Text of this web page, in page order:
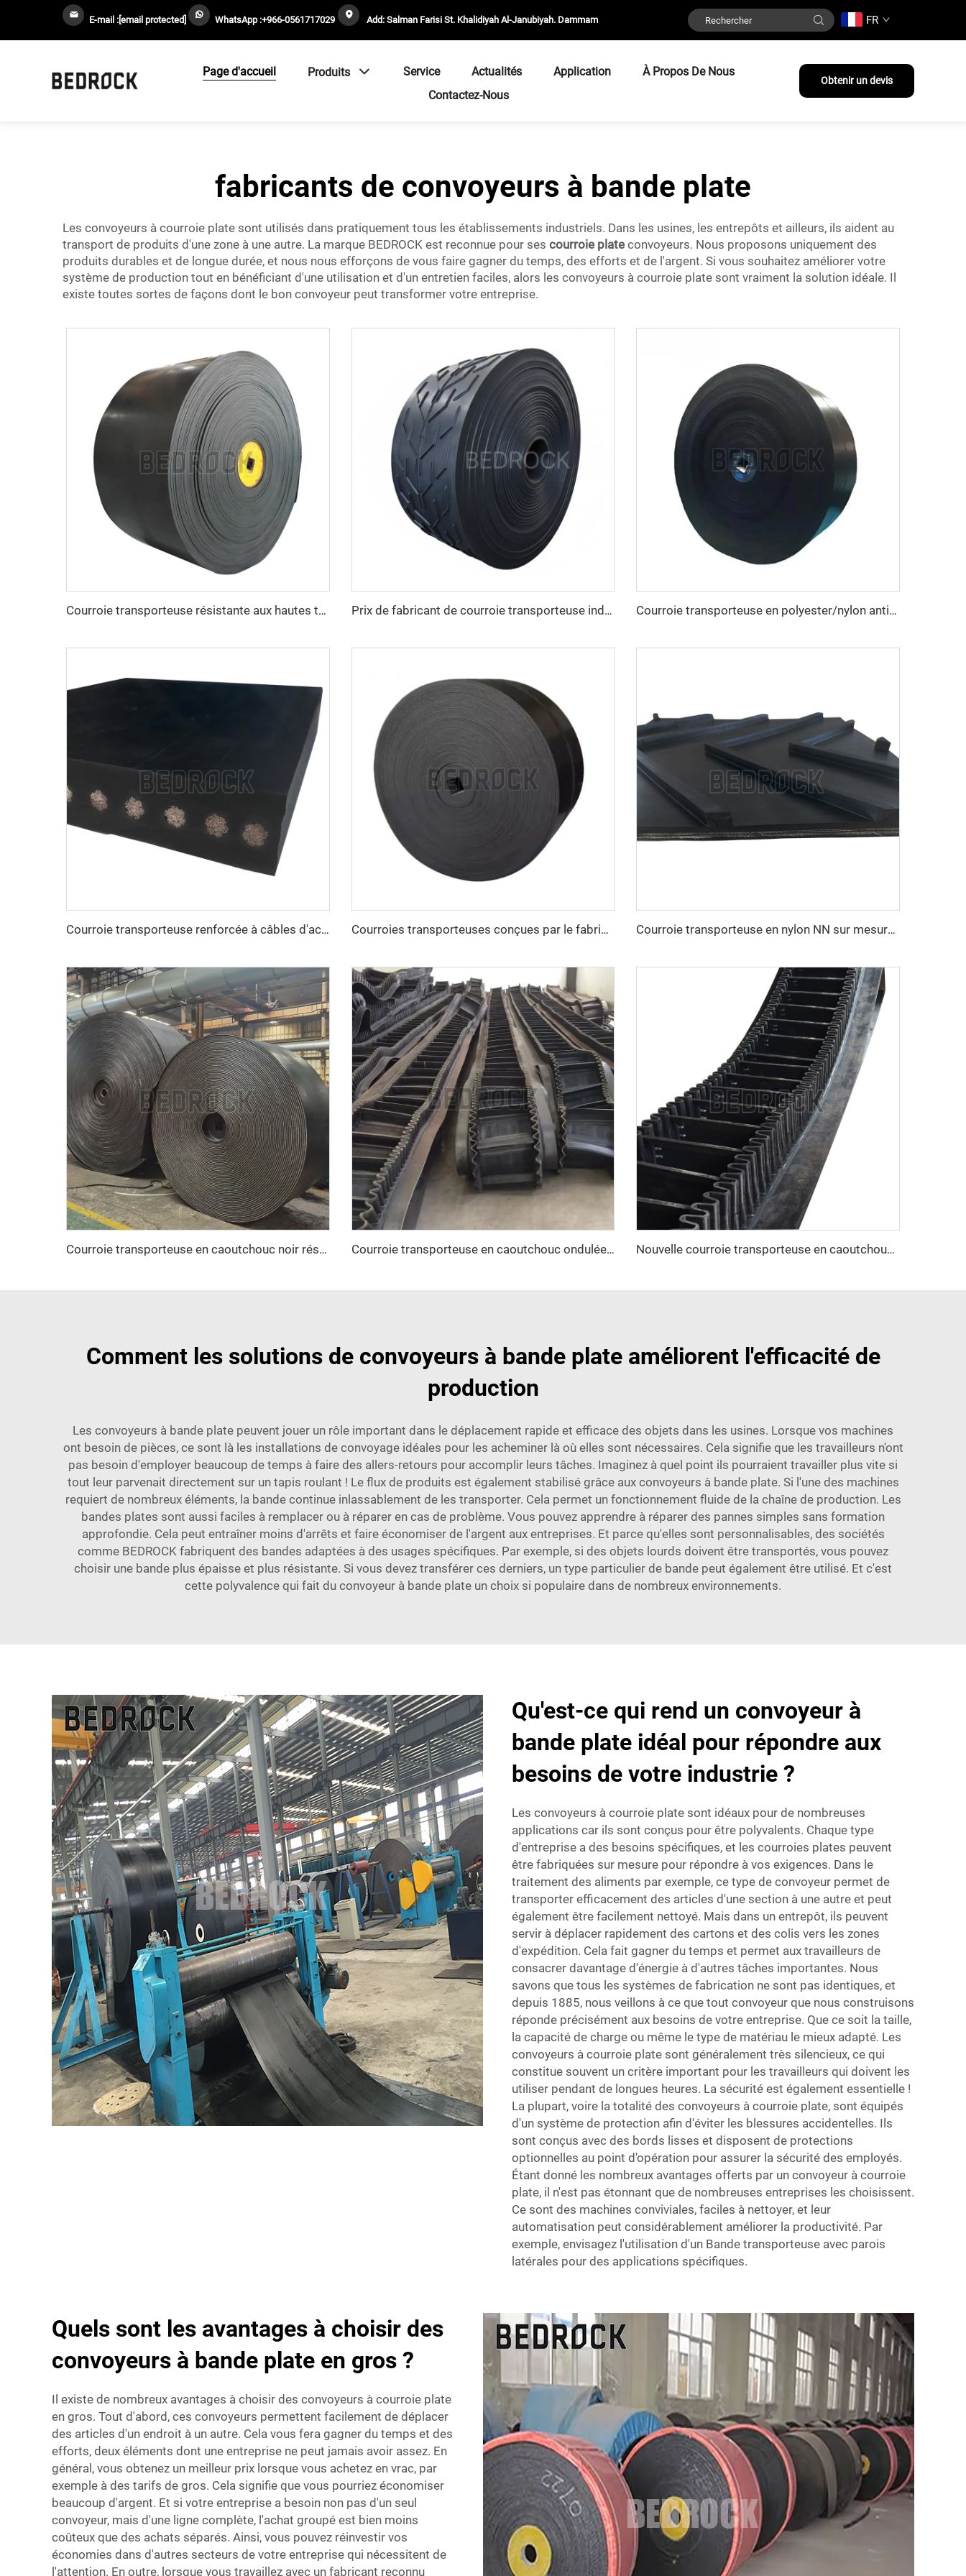
E-mail : [email protected] WhatsApp :+966-0561717029 Add: Salman Farisi St. Khalidiyah Al-Janubiyah. Dammam FR
Page d'accueil Produits Service Actualités Application
À Propos De Nous
Contactez-Nous
Obtenir un devis
fabricants de convoyeurs à bande plate
Les convoyeurs à courroie plate sont utilisés dans pratiquement tous les établissements industriels. Dans les usines, les entrepôts et ailleurs, ils aident au
transport de produits d'une zone à une autre. La marque BEDROCK est reconnue pour ses courroie plate convoyeurs. Nous proposons uniquement des
produits durables et de longue durée, et nous nous efforçons de vous faire gagner du temps, des efforts et de l'argent. Si vous souhaitez améliorer votre
système de production tout en bénéficiant d'une utilisation et d'un entretien faciles, alors les convoyeurs à courroie plate sont vraiment la solution idéale. Il
existe toutes sortes de façons dont le bon convoyeur peut transformer votre entreprise.
Courroie transporteuse résistante aux hautes températures, robuste pour les secteurs du ciment, de l’acier et de l’exploitation minière Prix de fabricant de courroie transporteuse industrielle, courroie transporteuse en caoutchouc à nervures EP250 robuste pour exploitation minière Courroie transporteuse en polyester/nylon anti-déchirure sur mesure pour ligne de concassage de carrière destinée aux industries manufacturières et de détail
Courroie transporteuse renforcée à câbles d'acier pour le transport sur de longues distances de matériaux en vrac dans les secteurs du ciment et des carrières Courroies transporteuses conçues par le fabricant, résistantes à l'huile, vitesse réglable, nouvelle génération Courroie transporteuse en nylon NN sur mesure, résistante à l'abrasion, motif en chevrons pour l'exploitation minière
Courroie transporteuse en caoutchouc noir résistante à la chaleur EP150 personnalisable, 3 plis, 4 plis, 15MPA, robuste pour concasseur de pierre et exploitation minière Courroie transporteuse en caoutchouc ondulée rigide pour exploitation minière du charbon et restaurants Nouvelle courroie transporteuse en caoutchouc à décharge latérale, résistante à la chaleur, vitesse réglable, pour usine de fabrication
Comment les solutions de convoyeurs à bande plate améliorent l'efficacité de
production
Les convoyeurs à bande plate peuvent jouer un rôle important dans le déplacement rapide et efficace des objets dans les usines. Lorsque vos machines
ont besoin de pièces, ce sont là les installations de convoyage idéales pour les acheminer là où elles sont nécessaires. Cela signifie que les travailleurs n'ont
pas besoin d'employer beaucoup de temps à faire des allers-retours pour accomplir leurs tâches. Imaginez à quel point ils pourraient travailler plus vite si
tout leur parvenait directement sur un tapis roulant ! Le flux de produits est également stabilisé grâce aux convoyeurs à bande plate. Si l'une des machines
requiert de nombreux éléments, la bande continue inlassablement de les transporter. Cela permet un fonctionnement fluide de la chaîne de production. Les
bandes plates sont aussi faciles à remplacer ou à réparer en cas de problème. Vous pouvez apprendre à réparer des pannes simples sans formation
approfondie. Cela peut entraîner moins d'arrêts et faire économiser de l'argent aux entreprises. Et parce qu'elles sont personnalisables, des sociétés
comme BEDROCK fabriquent des bandes adaptées à des usages spécifiques. Par exemple, si des objets lourds doivent être transportés, vous pouvez
choisir une bande plus épaisse et plus résistante. Si vous devez transférer ces derniers, un type particulier de bande peut également être utilisé. Et c'est
cette polyvalence qui fait du convoyeur à bande plate un choix si populaire dans de nombreux environnements.
Qu'est-ce qui rend un convoyeur à
bande plate idéal pour répondre aux
besoins de votre industrie ?
Les convoyeurs à courroie plate sont idéaux pour de nombreuses
applications car ils sont conçus pour être polyvalents. Chaque type
d'entreprise a des besoins spécifiques, et les courroies plates peuvent
être fabriquées sur mesure pour répondre à vos exigences. Dans le
traitement des aliments par exemple, ce type de convoyeur permet de
transporter efficacement des articles d'une section à une autre et peut
également être facilement nettoyé. Mais dans un entrepôt, ils peuvent
servir à déplacer rapidement des cartons et des colis vers les zones
d'expédition. Cela fait gagner du temps et permet aux travailleurs de
consacrer davantage d'énergie à d'autres tâches importantes. Nous
savons que tous les systèmes de fabrication ne sont pas identiques, et
depuis 1885, nous veillons à ce que tout convoyeur que nous construisons
réponde précisément aux besoins de votre entreprise. Que ce soit la taille,
la capacité de charge ou même le type de matériau le mieux adapté. Les
convoyeurs à courroie plate sont généralement très silencieux, ce qui
constitue souvent un critère important pour les travailleurs qui doivent les
utiliser pendant de longues heures. La sécurité est également essentielle !
La plupart, voire la totalité des convoyeurs à courroie plate, sont équipés
d'un système de protection afin d'éviter les blessures accidentelles. Ils
sont conçus avec des bords lisses et disposent de protections
optionnelles au point d'opération pour assurer la sécurité des employés.
Étant donné les nombreux avantages offerts par un convoyeur à courroie
plate, il n'est pas étonnant que de nombreuses entreprises les choisissent.
Ce sont des machines conviviales, faciles à nettoyer, et leur
automatisation peut considérablement améliorer la productivité. Par
exemple, envisagez l'utilisation d'un Bande transporteuse avec parois
latérales pour des applications spécifiques.
Quels sont les avantages à choisir des
convoyeurs à bande plate en gros ?
Il existe de nombreux avantages à choisir des convoyeurs à courroie plate
en gros. Tout d'abord, ces convoyeurs permettent facilement de déplacer
des articles d'un endroit à un autre. Cela vous fera gagner du temps et des
efforts, deux éléments dont une entreprise ne peut jamais avoir assez. En
général, vous obtenez un meilleur prix lorsque vous achetez en vrac, par
exemple à des tarifs de gros. Cela signifie que vous pourriez économiser
beaucoup d'argent. Et si votre entreprise a besoin non pas d'un seul
convoyeur, mais d'une ligne complète, l'achat groupé est bien moins
coûteux que des achats séparés. Ainsi, vous pouvez réinvestir vos
économies dans d'autres secteurs de votre entreprise qui nécessitent de
l'attention. En outre, lorsque vous travaillez avec un fabricant reconnu